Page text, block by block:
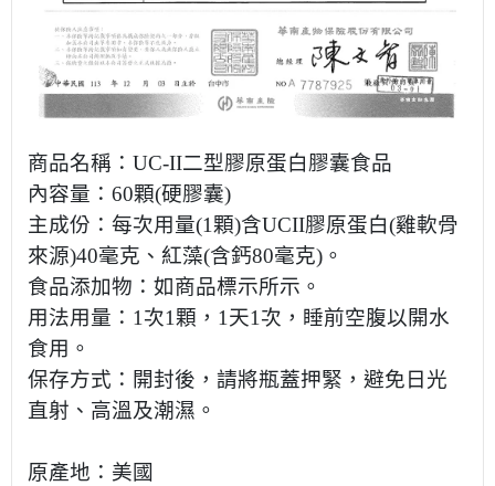
商品名稱： UC-II二型膠原蛋白膠囊食品
內容量： 60顆(硬膠囊)
主成份：每次用量(1 顆)含UCII膠原蛋白(雞軟骨
來源)40毫克、紅藻(含鈣80毫克) 。
食品添加物：如商品標示所示。
用法用量： 1 次1 顆， 1 天1 次，睡前空腹以開水
食用。
保存方式：開封後，請將瓶蓋押緊，避免日光
直射、高溫及潮濕。
原產地：美國